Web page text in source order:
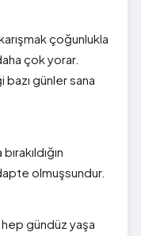
çoğunlukla
çok yorar.
günler sana
olmuşsundur.
hep gündüz yaşa